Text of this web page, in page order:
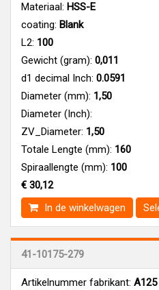
Materiaal: HSS-E
coating: Blank
L2: 100
Gewicht (gram): 0,011
d1 decimal Inch: 0.0591
Diameter (mm): 1,50
Diameter (Inch):
ZV_Diameter: 1,50
Totale Lengte (mm): 160
Spiraallengte (mm): 100
€ 30,12
In de winkelwagen
41-10175-279
Artikelnummer fabrikant: A125